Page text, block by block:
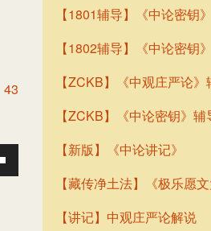
43
【1801辅导】《中论密钥》
【1802辅导】《中论密钥》
【ZCKB】《中观庄严论》
【ZCKB】《中论密钥》辅
【新版】《中论讲记》
【藏传净土法】《极乐愿
【讲记】中观庄严论解说